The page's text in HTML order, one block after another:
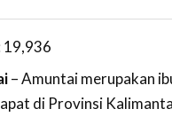
19,936
– Amuntai merupakan
di Provinsi